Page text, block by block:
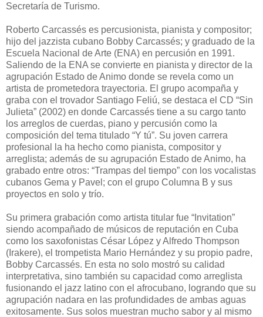
Secretaría de Turismo.
Roberto Carcassés es percusionista, pianista y compositor;
hijo del jazzista cubano Bobby Carcassés; y graduado de la
Escuela Nacional de Arte (ENA) en percusión en 1991.
Saliendo de la ENA se convierte en pianista y director de la
agrupación Estado de Animo donde se revela como un
artista de prometedora trayectoria. El grupo acompaña y
graba con el trovador Santiago Feliú, se destaca el CD “Sin
Julieta” (2002) en donde Carcassés tiene a su cargo tanto
los arreglos de cuerdas, piano y percusión como la
composición del tema titulado “Y tú”. Su joven carrera
profesional la ha hecho como pianista, compositor y
arreglista; además de su agrupación Estado de Animo, ha
grabado entre otros: “Trampas del tiempo” con los vocalistas
cubanos Gema y Pavel; con el grupo Columna B y sus
proyectos en solo y trío.
Su primera grabación como artista titular fue “Invitation”
siendo acompañado de músicos de reputación en Cuba
como los saxofonistas César López y Alfredo Thompson
(Irakere), el trompetista Mario Hernández y su propio padre,
Bobby Carcassés. En esta no solo mostró su calidad
interpretativa, sino también su capacidad como arreglista
fusionando el jazz latino con el afrocubano, logrando que su
agrupación nadara en las profundidades de ambas aguas
exitosamente. Sus solos muestran mucho sabor y al mismo